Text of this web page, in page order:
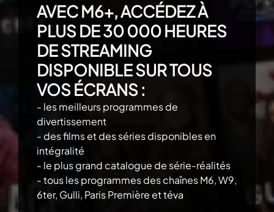
AVEC M6+, ACCÉDEZ À
PLUS DE 30 000 HEURES
DE STREAMING
DISPONIBLE SUR TOUS
VOS ÉCRANS :
- les meilleurs programmes de
divertissement
- des films et des séries disponibles en
intégralité
- le plus grand catalogue de série-réalités
- tous les programmes des chaînes M6, W9,
6ter, Gulli, Paris Première et téva